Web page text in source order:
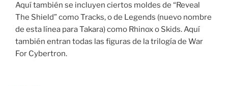
Aquí también se incluyen ciertos moldes de “Reveal
The Shield” como Tracks, o de Legends (nuevo nombre
de esta línea para Takara) como Rhinox o Skids. Aquí
también entran todas las figuras de la trilogía de War
For Cybertron.